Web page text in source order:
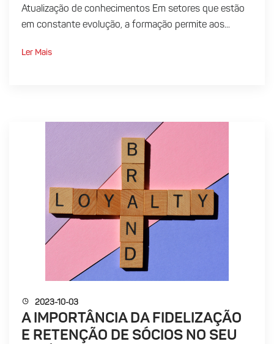
Atualização de conhecimentos Em setores que estão
em constante evolução, a formação permite aos...
Ler Mais
2023-10-03
A IMPORTÂNCIA DA FIDELIZAÇÃO
E RETENÇÃO DE SÓCIOS NO SEU